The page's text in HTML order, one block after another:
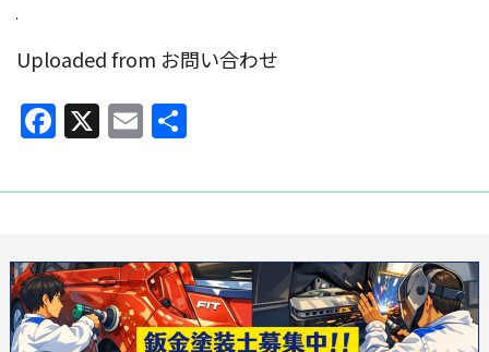
Uploaded from お問い合わせ
Facebook
X Email